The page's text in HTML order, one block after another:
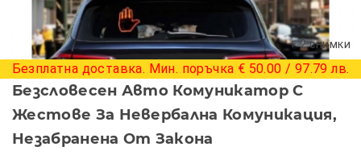
+ 2 снимки
Безплатна доставка. Мин. поръчка € 50.00 / 97.79 лв.
Безсловесен Авто Комуникатор С
Жестове За Невербална Комуникация,
Незабранена От Закона